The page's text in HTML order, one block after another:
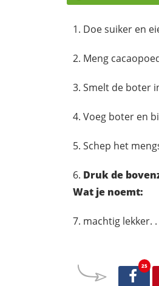
Doe suiker en
Meng
Smelt de boter
Voeg boter en
Schep het
Druk de
Wat je noemt:
machtig lekker. .
25